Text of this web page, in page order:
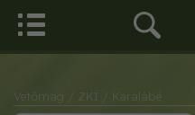
Vetőmag / ZKI
/ Karalábé